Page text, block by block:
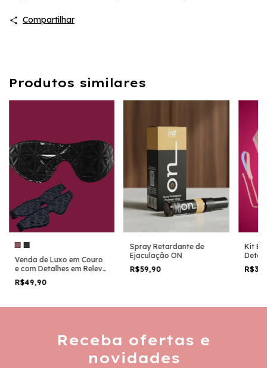
Compartilhar
Produtos similares
Venda de Luxo em Couro
e com Detalhes em Relevo
8702
R$49,90
Spray Retardante de
Ejaculação ON
R$59,90
Kit
Receba ofertas e
novidades